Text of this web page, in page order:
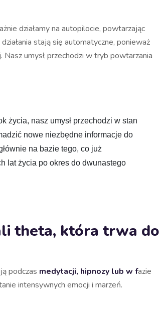
działamy na autopilocie, powtarzając
stają się automatyczne, ponieważ
umysł przechodzi w tryb powtarzania
życia, nasz umysł przechodzi w stan
nowe niezbędne informacje do
na bazie tego, co już
lat życia po okres do dwunastego
theta, która trwa do
podczas medytacji, hipnozy lub w fazie
intensywnych emocji i marzeń.